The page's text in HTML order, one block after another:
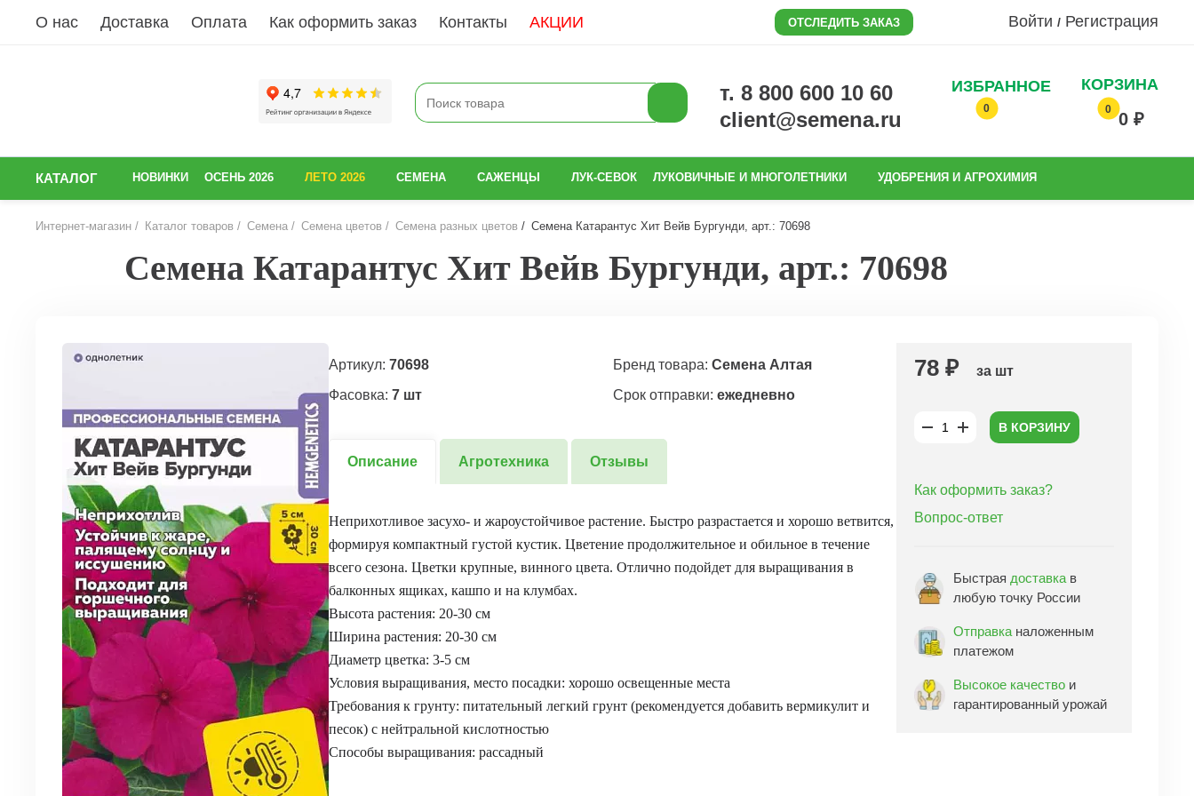
О нас Доставка Оплата Как оформить заказ Контакты АКЦИИ ОТСЛЕДИТЬ ЗАКАЗ Войти / Регистрация
т. 8 800 600 10 60
client@semena.ru
ИЗБРАННОЕ
0
КОРЗИНА
0
0 ₽
КАТАЛОГ НОВИНКИ ОСЕНЬ 2026 ЛЕТО 2026 СЕМЕНА САЖЕНЦЫ ЛУК-СЕВОК ЛУКОВИЧНЫЕ И МНОГОЛЕТНИКИ УДОБРЕНИЯ И АГРОХИМИЯ
Интернет-магазин Каталог товаров Семена Семена цветов Семена разных цветов Семена Катарантус Хит Вейв Бургунди, арт.: 70698
Семена Катарантус Хит Вейв Бургунди, арт.: 70698
Артикул: 70698 Бренд товара: Семена Алтая
Фасовка: 7 шт Срок отправки: ежедневно
Описание Агротехника Отзывы
Неприхотливое засухо- и жароустойчивое растение. Быстро разрастается и хорошо ветвится,
формируя компактный густой кустик. Цветение продолжительное и обильное в течение
всего сезона. Цветки крупные, винного цвета. Отлично подойдет для выращивания в
балконных ящиках, кашпо и на клумбах.
Высота растения: 20-30 см
Ширина растения: 20-30 см
Диаметр цветка: 3-5 см
Условия выращивания, место посадки: хорошо освещенные места
Требования к грунту: питательный легкий грунт (рекомендуется добавить вермикулит и
песок) с нейтральной кислотностью
Способы выращивания: рассадный
78 ₽ за шт
В КОРЗИНУ
Как оформить заказ?
Вопрос-ответ
Быстрая доставка в
любую точку России
Отправка наложенным
платежом
Высокое качество и
гарантированный урожай